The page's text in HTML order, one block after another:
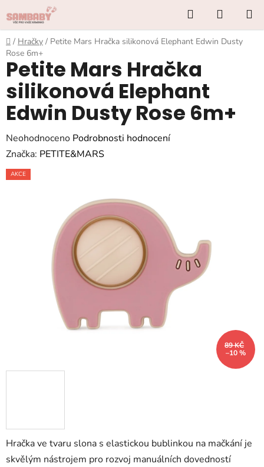
na
obsah
Hledat
KOŠÍK
Domů
/ Hračky / Petite Mars Hračka silikonová Elephant Edwin Dusty
Rose 6m+
Hračka ve tvaru slona s elastickou bublinkou na mačkání je
skvělým nástrojem pro rozvoj manuálních dovedností
Petite Mars Hračka
silikonová Elephant
Edwin Dusty Rose 6m+
Průměrné
hodnocení
produktu
Neohodnoceno Podrobnosti hodnocení
Značka: PETITE&MARS
AKCE
89 KČ
–10 %